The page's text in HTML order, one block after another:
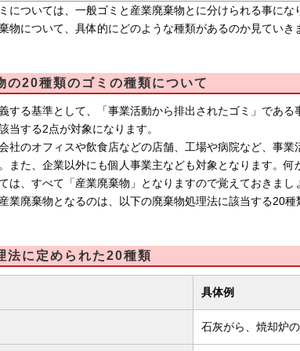
については、一般ゴミと産業廃棄物とに分けられる事にな
物について、具体的にどのような種類があるのか見ていき
の20種類のゴミの種類について
する基準として、「事業活動から排出されたゴミ」であ
当する2点が対象になります。
社のオフィスや飲食店などの店舗、工場や病院など、事
また、企業以外にも個人事業主なども対象となります。
は、すべて「産業廃棄物」となりますので覚えておきまし
業廃棄物となるのは、以下の廃棄物処理法に該当する20種
法に定められた20種類
具体例
石灰がら、焼却炉